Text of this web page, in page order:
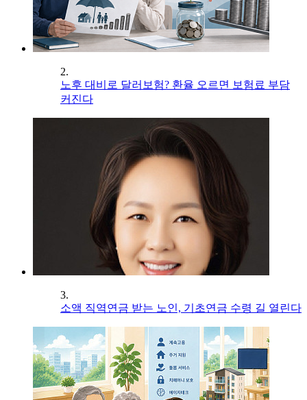
2.
노후 대비로 달러보험? 환율 오르면 보험료 부담
커진다
3.
소액 직역연금 받는 노인, 기초연금 수령 길 열린다